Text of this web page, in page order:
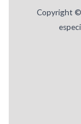
Copyright ©